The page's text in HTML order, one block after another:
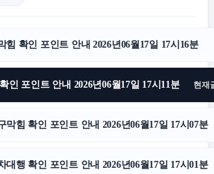
노원하수구막힘
강남상간소송변호사
힘 확인 포인트 안내 2026년06월17일 17시16분
인 포인트 안내 2026년06월17일 17시11분 현재
막힘 확인 포인트 안내 2026년06월17일 17시07분
대행 확인 포인트 안내 2026년06월17일 17시01분